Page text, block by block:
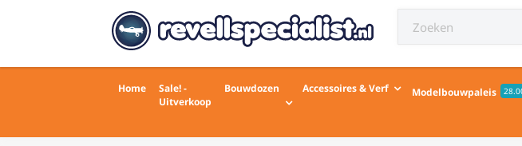
Home
Sale! -
Uitverkoop
Bouwdozen Accessoires & Verf Modelbouwpaleis